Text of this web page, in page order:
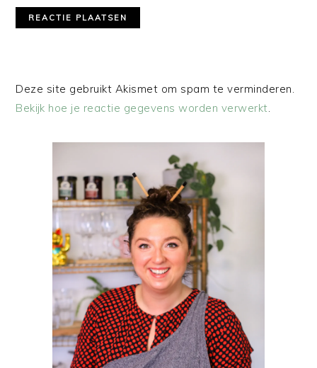
Deze site gebruikt Akismet om spam te verminderen.
Bekijk hoe je reactie gegevens worden verwerkt.